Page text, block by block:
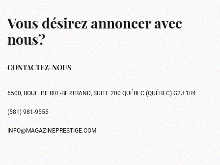
Vous désirez annoncer avec
nous?
CONTACTEZ-NOUS
6500, BOUL. PIERRE-BERTRAND, SUITE 200 QUÉBEC (QUÉBEC) G2J 1R4
(581) 981-9555
INFO@MAGAZINEPRESTIGE.COM